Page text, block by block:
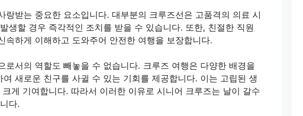
랑받는 중요한 요소입니다. 대부분의 크루즈선은 고품격의 의료 시
생할 경우 즉각적인 조치를 받을 수 있습니다. 또한, 친절한 직원
속하게 이해하고 도와주어 안전한 여행을 보장합니다.
로서의 역할도 빼놓을 수 없습니다. 크루즈 여행은 다양한 배경을
새로운 친구를 사귈 수 있는 기회를 제공합니다. 이는 고립된 생
게 기여합니다. 따라서 이러한 이유로 시니어 크루즈는 날이 갈수
다.